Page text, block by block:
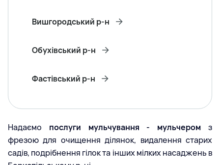
Надаємо послуги мульчування - мульчером з
фрезою для очищення ділянок, видалення старих
садів, подрібнення гілок та інших мілких насаджень в
Вишгородський р-н
Обухівський р-н
Фастівський р-н